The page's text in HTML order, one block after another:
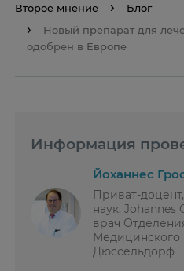
Второе мнение
Блог
Новый препарат для
одобрен в Европе
Информация
Йоханнес
Приват-
наук, Johannes
врач
Медицинского
Дюссельдорф